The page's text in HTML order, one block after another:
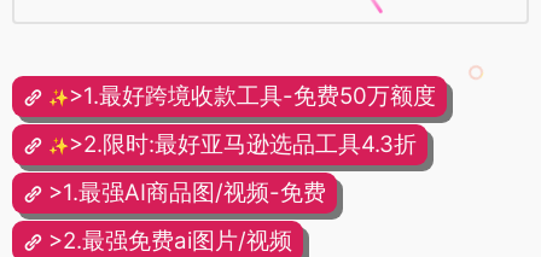
✨>1.最好跨境收款工具-免费50万额度
✨>2.限时:最好亚马逊选品工具4.3折
>1.最强AI商品图/视频-免费
>2.最强免费ai图片/视频